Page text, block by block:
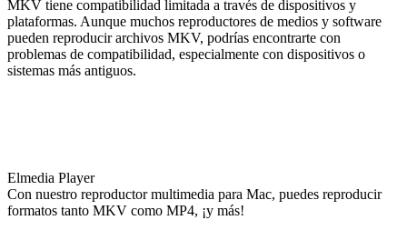
MKV tiene compatibilidad limitada a través de dispositivos y
plataformas. Aunque muchos reproductores de medios y software
pueden reproducir archivos MKV, podrías encontrarte con
problemas de compatibilidad, especialmente con dispositivos o
sistemas más antiguos.
Elmedia Player
Con nuestro reproductor multimedia para Mac, puedes reproducir
formatos tanto MKV como MP4, ¡y más!